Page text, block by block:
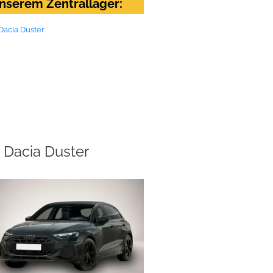
Zentrallager:
Dacia Duster